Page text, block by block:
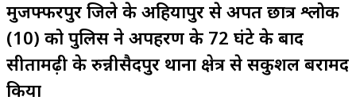
मुजफ्फरपुर जिले के अहियापुर से अपहृत छात्र श्लोक
(10) को पुलिस ने अपहरण के 72 घंटे के बाद
सीतामढ़ी के रुन्नीसैदपुर थाना क्षेत्र से सकुशल बरामद
किया